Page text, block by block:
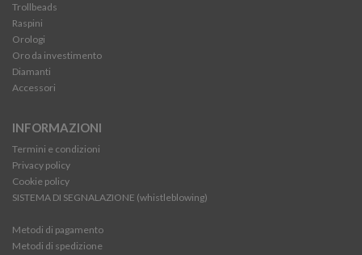
Trollbeads
Raspini
Orologi
Oro da investimento
Diamanti
Accessori
INFORMAZIONI
Termini e condizioni
Privacy policy
Cookie policy
SISTEMA DI SEGNALAZIONE (whistleblowing)
Metodi di pagamento
Metodi di spedizione